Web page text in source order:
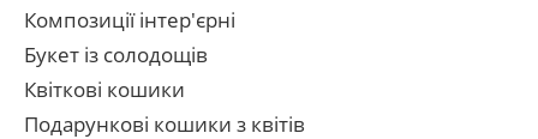
Композиції інтер'єрні
Букет із солодощів
Квіткові кошики
Подарункові кошики з квітів